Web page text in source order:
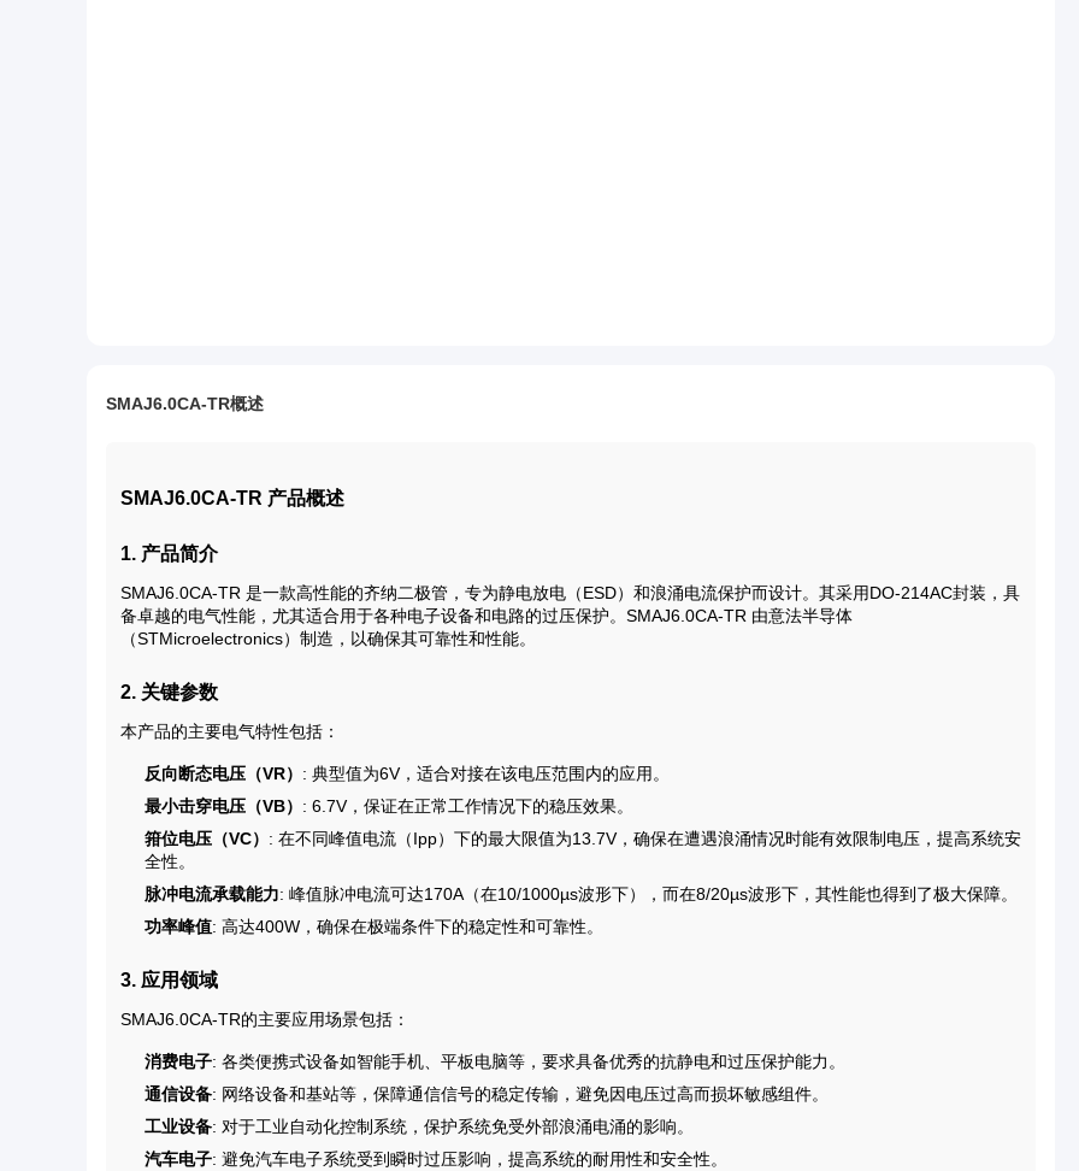
SMAJ6.0CA-TR概述
SMAJ6.0CA-TR 产品概述
1. 产品简介
SMAJ6.0CA-TR 是一款高性能的齐纳二极管，专为静电放电（ESD）和浪涌电流保护而设计。其采用DO-214AC封装，具
备卓越的电气性能，尤其适合用于各种电子设备和电路的过压保护。SMAJ6.0CA-TR 由意法半导体
（STMicroelectronics）制造，以确保其可靠性和性能。
2. 关键参数
本产品的主要电气特性包括：
反向断态电压（VR） : 典型值为6V，适合对接在该电压范围内的应用。
最小击穿电压（VB） : 6.7V，保证在正常工作情况下的稳压效果。
箝位电压（VC） : 在不同峰值电流（Ipp）下的最大限值为13.7V，确保在遭遇浪涌情况时能有效限制电压，提高系统安
全性。
脉冲电流承载能力: 峰值脉冲电流可达170A（在10/1000µs波形下），而在8/20µs波形下，其性能也得到了极大保障。
功率峰值: 高达400W，确保在极端条件下的稳定性和可靠性。
3. 应用领域
SMAJ6.0CA-TR的主要应用场景包括：
消费电子: 各类便携式设备如智能手机、平板电脑等，要求具备优秀的抗静电和过压保护能力。
通信设备: 网络设备和基站等，保障通信信号的稳定传输，避免因电压过高而损坏敏感组件。
工业设备: 对于工业自动化控制系统，保护系统免受外部浪涌电涌的影响。
汽车电子: 避免汽车电子系统受到瞬时过压影响，提高系统的耐用性和安全性。